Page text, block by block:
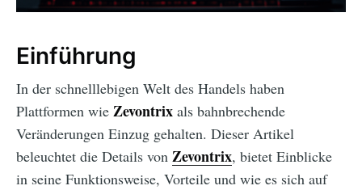
Einführung
In der schnelllebigen Welt des Handels haben
Plattformen wie Zevontrix als bahnbrechende
Veränderungen Einzug gehalten. Dieser Artikel
beleuchtet die Details von Zevontrix, bietet Einblicke
in seine Funktionsweise, Vorteile und wie es sich auf